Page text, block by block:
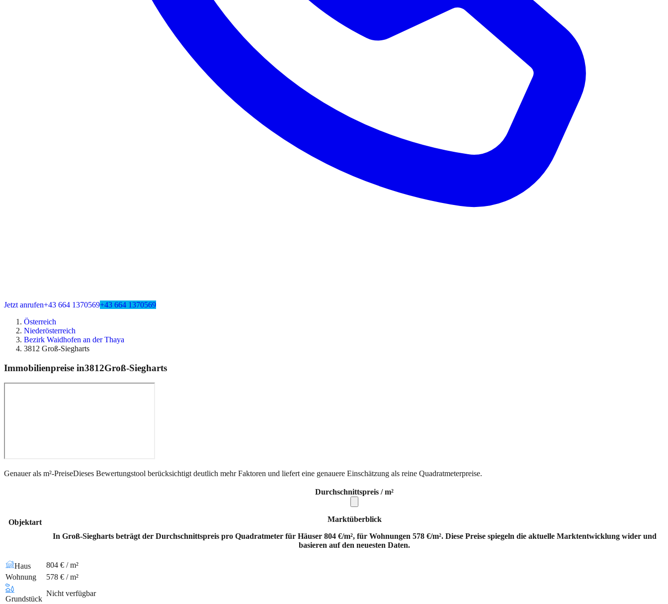
Jetzt anrufen+43 664 1370569+43 664 1370569
Österreich
Niederösterreich
Bezirk Waidhofen an der Thaya
3812 Groß-Siegharts
Immobilienpreise in3812Groß-Siegharts
Genauer als m²-PreiseDieses Bewertungstool berücksichtigt deutlich mehr Faktoren und liefert eine genauere Einschätzung als reine Quadratmeterpreise.
Objektart
Durchschnittspreis / m²
Marktüberblick
In Groß-Siegharts beträgt der Durchschnittspreis pro Quadratmeter für Häuser 804 €/m², für Wohnungen 578 €/m². Diese Preise spiegeln die aktuelle Marktentwicklung wider und
basieren auf den neuesten Daten.
Haus
804 € / m²
Wohnung
578 € / m²
Grundstück
Nicht verfügbar